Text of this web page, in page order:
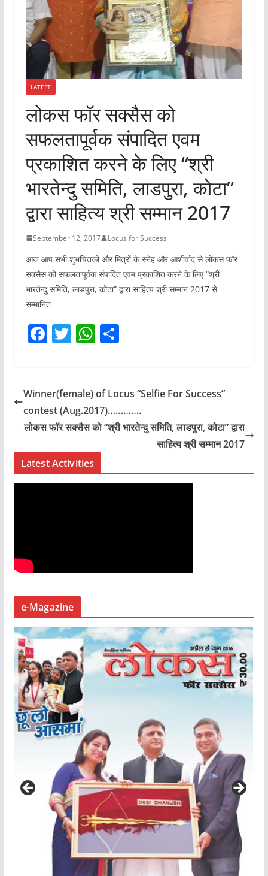
LATEST
लोकस फॉर सक्सैस को
सफलतापूर्वक संपादित एवम
प्रकाशित करने के लिए “श्री
भारतेन्दु समिति, लाडपुरा, कोटा”
द्वारा साहित्य श्री सम्मान 2017
September 12, 2017 Locus for Success
आज आप सभी शुभचिंतको और मित्रों के स्नेह और आशीर्वाद से लोकस फॉर
सक्सैस को सफलतापूर्वक संपादित एवम प्रकाशित करने के लिए “श्री
भारतेन्दु समिति, लाडपुरा, कोटा” द्वारा साहित्य श्री सम्मान 2017 से
सम्मानित
F
a
e
b
o
o
k
T
w
er
W
h
s
A
p
p
S
e
Winner(female) of Locus “Selfie For Success”
contest (Aug.2017)………….
लोकस फॉर सक्सैस को “श्री भारतेन्दु समिति, लाडपुरा, कोटा” द्वारा
साहित्य श्री सम्मान 2017
Latest Activities
e-Magazine